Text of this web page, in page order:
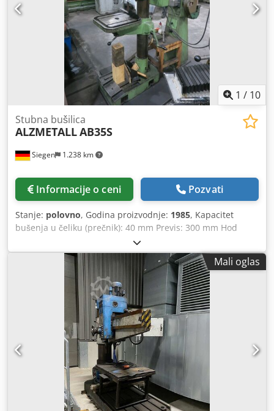
1 / 10
Siegen 1.238 km
Stubna bušilica
ALZMETALLAB35S
Informacije o ceni Pozvati
Stanje: polovno, Godina proizvodnje: 1985, Kapacitet
bušenja u čeliku (prečnik): 40 mm Previs: 300 mm Hod
vretena: 180 mm Broj obrtaja: 55-1450 o/min Pomak: 0,1-
0,3 mm/okr Mašinski broj: 5112 Površina stola: 620x470
mm Prihvat vretena: metrički 4 - Broj obrtaja vretena je
bezstupanjski podesiv pomoću predmenjača - 3 koraka
posmaka: 0,1 - 0,2 - 0,3 mm/okr - Sistem za hlađenje -
Uređaj za narezivanje navoja - Pogon: 400 V, 1,4/2,2 kW -
Potreban prostor: pribl. Š 620 x V 1900 x D 950 mm -
Težina: pribl. 450 kg Tehnički podaci su podaci proizvođača
i/ili operatera i za nas nisu obavezujući. Zadržavamo pravo
međuprodaje; isključivo važe naši opšti uslovi prodaje i
poslovanja. O nama: više od 400 vlastitih mašina na lageru
preko 15.000 m² skladišnog prostora, kapacitet dizalica 70 t
Dkedpfx Ajyqvlcji Sor više od 10.000 artikala dodatne
opreme za vašu radionicu Ako želite da prodate mašine,
Mali oglas